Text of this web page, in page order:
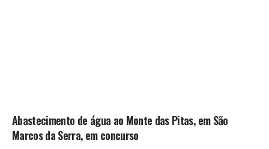
Abastecimento de água ao Monte das Pitas, em São
Marcos da Serra, em concurso